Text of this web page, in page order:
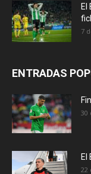
El
7
ENTRADAS
30
El
22